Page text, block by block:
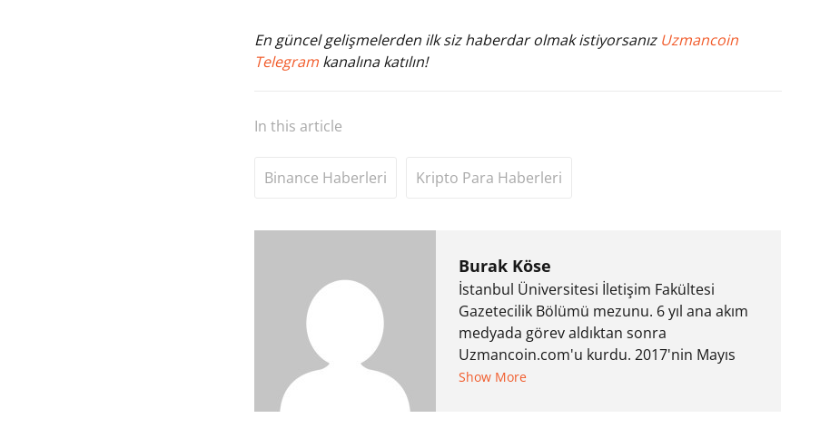
En güncel gelişmelerden ilk siz haberdar olmak istiyorsanız Uzmancoin
Telegram kanalına katılın!
In this article
Binance Haberleri Kripto Para Haberleri
Burak Köse
İstanbul Üniversitesi İletişim Fakültesi
Gazetecilik Bölümü mezunu. 6 yıl ana akım
medyada görev aldıktan sonra
Uzmancoin.com'u kurdu. 2017'nin Mayıs
ayından bu yana bilfiil kripto para
Show More